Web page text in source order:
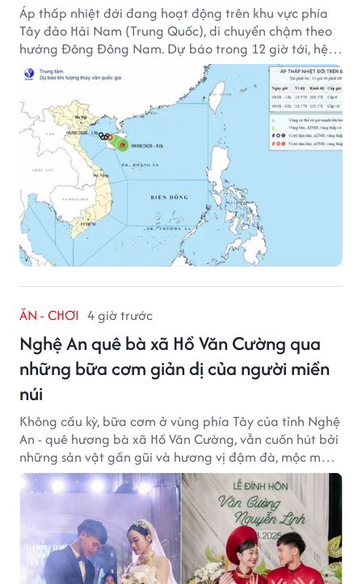
Áp thấp nhiệt đới đang hoạt động trên khu vực phía
Tây đảo Hải Nam (Trung Quốc), di chuyển chậm theo
hướng Đông Đông Nam. Dự báo trong 12 giờ tới, hệ
thống này suy yếu dần thành vùng áp thấp.
ĂN - CHƠI 4 giờ trước
Nghệ An quê bà xã Hồ Văn Cường qua
những bữa cơm giản dị của người miền
núi
Không cầu kỳ, bữa cơm ở vùng phía Tây của tỉnh Nghệ
An - quê hương bà xã Hồ Văn Cường, vẫn cuốn hút bởi
những sản vật gần gũi và hương vị đậm đà, mộc mạc
của núi rừng.